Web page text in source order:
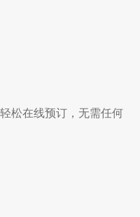
松在线预订，无需任何